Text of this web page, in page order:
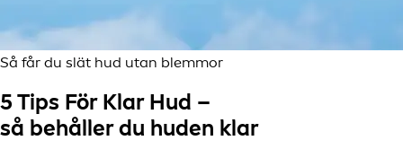
Så får du slät hud utan blemmor
5 Tips För Klar Hud –
så behåller du huden klar